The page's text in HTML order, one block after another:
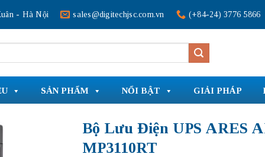
- Hà Nội sales@digitechjsc.com.vn (+84-24) 3776 5866
SẢN PHẨM NỔI BẬT GIẢI PHÁP
Bộ Lưu Điện UPS ARES
MP3110RT